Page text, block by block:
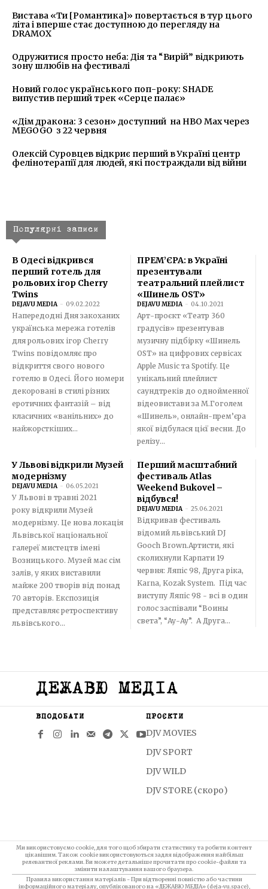
Вистава «Ти [Романтика]» повертається в тур цього
літа і вперше стає доступною до перегляду на
DRAMOX
Одружитися просто неба: Дія та “Вирій” відкриють
зону шлюбів на фестивалі
Новий голос українського поп-року: SHADE
випустив перший трек «Серце палає»
«Дім дракона: 3 сезон» доступний на HBO Max через
MEGOGO з 22 червня
Олексій Суровцев відкриє перший в Україні центр
фелінотерапії для людей, які постраждали від війни
Популярні записи
В Одесі відкрився
перший готель для
рольових ігор Cherry
Twins
DEJAVU MEDIA - 09.02.2022
Напередодні Дня закоханих
українська мережа готелів
для рольових ігор Cherry
Twins повідомляє про
відкриття свого нового
готелю в Одесі. Його номери
декоровані в стилі різних
еротичних фантазій – від
класичних «ванільних» до
найжорсткіших...
ПРЕМ’ЄРА: в Україні
презентували
театральний плейлист
«Шинель OST»
DEJAVU MEDIA - 04.10.2021
Арт-проєкт «Театр 360
градусів» презентував
музичну підбірку «Шинель
OST» на цифрових сервісах
Apple Music та Spotify. Це
унікальний плейлист
саундтреків до однойменної
відеовистави за М.Гоголем
«Шинель», онлайн-прем’єра
якої відбулася цієї весни. До
релізу...
У Львові відкрили Музей
модернізму
DEJAVU MEDIA - 06.05.2021
У Львові в травні 2021
року відкрили Музей
модернізму. Це нова локація
Львівської національної
галереї мистецтв імені
Возницького. Музей має сім
залів, у яких виставили
майже 200 творів від понад
70 авторів. Експозиція
представляє ретроспективу
львівського...
Перший масштабний
фестиваль Atlas
Weekend Bukovel –
відбувся!
DEJAVU MEDIA - 25.06.2021
Відкривав фестиваль
відомий львівський DJ
Gooch Brown.Артисти, які
сколихнули Карпати 19
червня: Ляпіс 98, Друга ріка,
Karna, Kozak System. Під час
виступу Ляпіс 98 - всі в один
голос заспівали “Воины
света”, “Ау-Ау”. А Друга...
ДЕЖАВЮ МЕДІА
ВПОДОБАТИ ПРОЄКТИ
DJV MOVIES
DJV SPORT
DJV WILD
DJV STORE (скоро)
Ми використовуємо cookie, для того щоб збирати статистику та робити контент
цікавішим. Також cookie використовуються задля відображення найбільш
релевантної реклами. Ви можете детальніше прочитати про cookie-файли та
змінити налаштування вашого браузера.
Правила використання матеріалів - При відтворенні повністю або частини
інформаційного матеріалу, опублікованого на «ДЕЖАВЮ МЕДІА» (deja-vu.space),